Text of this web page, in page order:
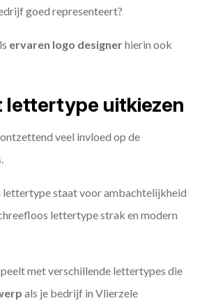
goed representeert?
ervaren logo designerhierin ook
lettertype uitkiezen
veel invloed op de
lettertype staat voor ambachtelijkheid
lettertype strak en modern
met verschillende lettertypes die
als je bedrijf in Vlierzele